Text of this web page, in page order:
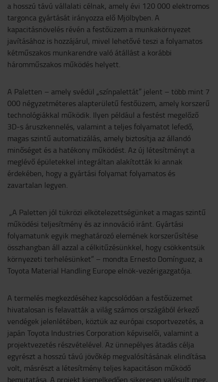
a hosszú távú vállalati célnak, amely évi 120 000 elektromos
targonca gyártását irányozza elő Mjölbyben. A
kapacitásnövelés révén a festőüzem a munkakörnyezet
javításához is hozzájárul, mivel lehetővé teszi a folyamatos
kétműszakos munkarendre való átállást a korábbi
háromműszakos működés helyett.
A Paletten – amely svédül „színpalettát” jelent – több mint 7
000 négyzetméteres alapterületű festőüzem, amely korszerű
technológiákkal működik. Ilyen például a festést megelőző
3D-s áruszkennelés, valamint a teljes folyamatot lefedő,
magas szintű automatizálás, amely biztosítja az állandó
minőséget és a hatékony működést. Az új létesítményt a
meglévő épületekkel integráltan alakították ki annak
érdekében, hogy a gyártási folyamat folyamatos és
zavartalan legyen.
„A Paletten jól tükrözi elkötelezettségünket a magas szintű
működési teljesítmény és az innováció iránt. Gyártási
folyamatunk egyik meghatározó elemének korszerűsítése
összhangban áll azzal a célkitűzésünkkel, hogy csökkentsük
környezeti terhelésünket” – mondta Ernesto Domínguez, a
Toyota Material Handling Europe elnök-vezérigazgatója.
A termelés megkezdéséhez kapcsolódóan a festőüzemet
hivatalosan is felavatták a világ számos országából érkező
vendégek jelenlétében, köztük az európai csoportvezetés, a
japán Toyota Industries Corporation képviselői, valamint a
projektvezetés részvételével. Az ünnepélyes átadás célja
egyrészt a hosszú távú jövőkép megvalósításának elindítása
volt, másrészt a létesítmény teljes kapacitáson működő
bemutatása. A projekt kiemelkedően sikeresen valósult meg,